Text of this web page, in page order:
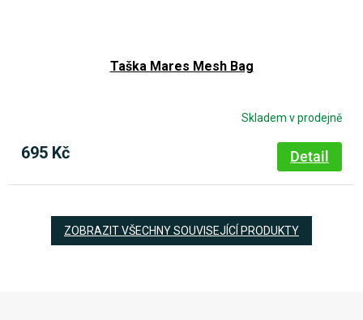
Taška Mares Mesh Bag
Skladem v prodejně
695 Kč Detail
ZOBRAZIT VŠECHNY SOUVISEJÍCÍ PRODUKTY